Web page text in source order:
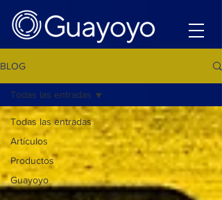
BLOG
Todas las entradas
Artículos
Productos
Guayoyo
Todas las entradas